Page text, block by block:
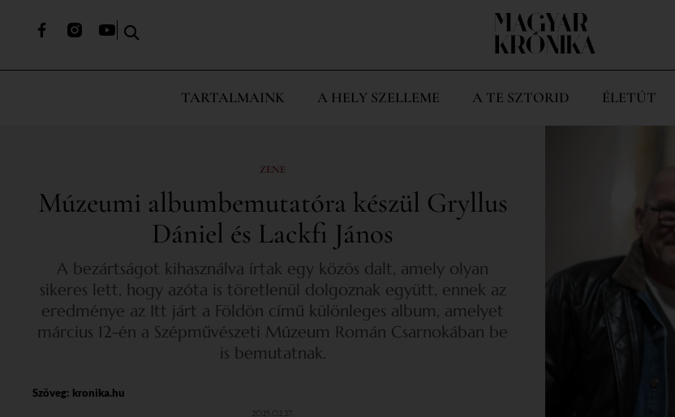
TARTALMAINK A HELY SZELLEME A TE SZTORID ÉLETÚT
ZENE
Múzeumi albumbemutatóra készül Gryllus
Dániel és Lackfi János
A bezártságot kihasználva írtak egy közös dalt, amely olyan
sikeres lett, hogy azóta is töretlenül dolgoznak együtt, ennek az
eredménye az Itt járt a Földön című különleges album, amelyet
március 12-én a Szépművészeti Múzeum Román Csarnokában be
is bemutatnak.
Szöveg: kronika.hu
2025.02.27.